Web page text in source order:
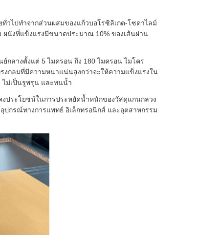
วไปทำจากส่วนผสมของแก้วบอโรซิลิเกต-โซดาไลม์
นังที่แข็งแรงมีขนาดประมาณ 10% ของเส้นผ่าน
กลางตั้งแต่ 5 ไมครอน ถึง 180 ไมครอน ไมโคร
งกลมที่มีความหนาแน่นสูงกว่าจะให้ความแข็งแรงใน
ไม่เป็นรูพรุน และทนน้ำ
ระโยชน์ในการประหยัดน้ำหนักของวัสดุแกนกลวง
ปกรณ์ทางการแพทย์ อิเล็กทรอนิกส์ และอุตสาหกรรม